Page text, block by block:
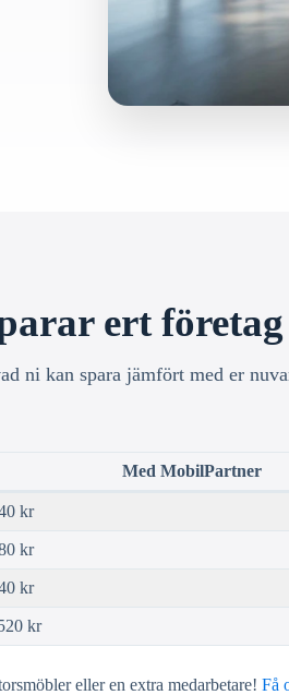
ert företag
ni kan spara jämfört med er
Med MobilPartner
kr
kr
kr
kr
eller en extra medarbetare! Få